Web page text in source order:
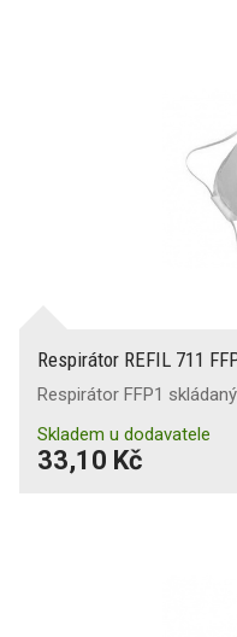
Respirátor REFIL 711
Respirátor FFP1
Skladem u dodavatele
33,10 Kč